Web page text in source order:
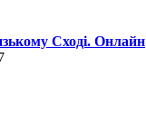
Сході. Онлайн